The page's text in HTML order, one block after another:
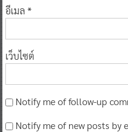
อีเมล *
เว็บไซต์
Notify me of follow-up
Notify me of new posts by